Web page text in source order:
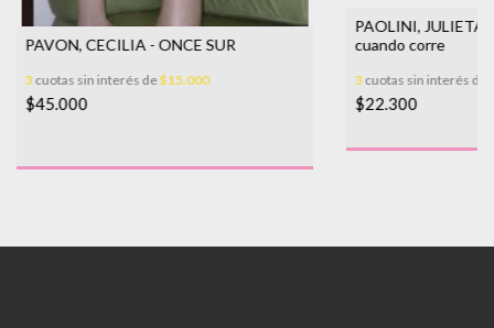
PAVON, CECILIA - ONCE SUR
3cuotas sin interés de$15.000
$45.000
PAOLINI, JULIETA
cuando corre
3cuotas sin interés de
$22.300